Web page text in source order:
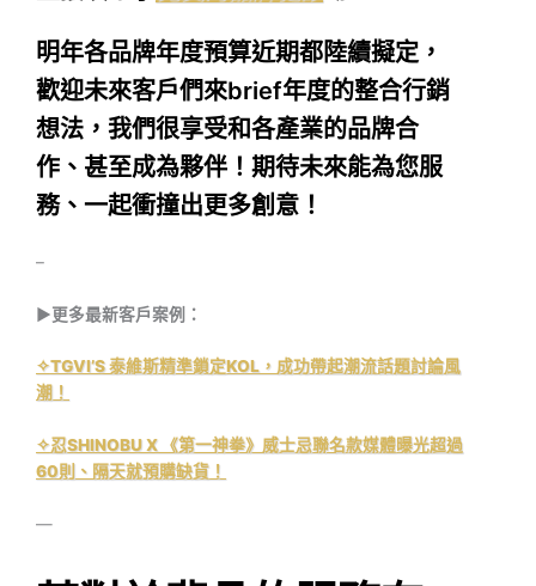
明年各品牌年度預算近期都陸續擬定，
歡迎未來客戶們來brief年度的整合行銷
想法，我們很享受和各產業的品牌合
作、甚至成為夥伴！期待未來能為您服
務、一起衝撞出更多創意！
–
▶︎更多最新客戶案例：
✧TGVI’S 泰維斯精準鎖定KOL，成功帶起潮流話題討論風
潮！
✧忍SHINOBU X 《第一神拳》威士忌聯名款媒體曝光超過
60則、隔天就預購缺貨！
—